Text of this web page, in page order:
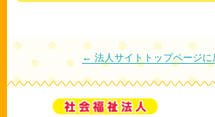
← 法人サイトトップページに